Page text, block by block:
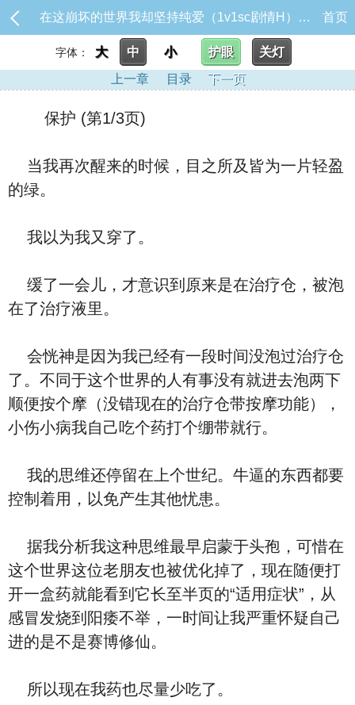
在这崩坏的世界我却坚持纯爱（1v1sc剧情H）_保护 首页
字体： 大 中 小 护眼
关灯
上一章
目录 下一页
保护 (第1/3页)
当我再次醒来的时候，目之所及皆为一片轻盈
的绿。
我以为我又穿了。
缓了一会儿，才意识到原来是在治疗仓，被泡
在了治疗液里。
会恍神是因为我已经有一段时间没泡过治疗仓
了。不同于这个世界的人有事没有就进去泡两下
顺便按个摩（没错现在的治疗仓带按摩功能），
小伤小病我自己吃个药打个绷带就行。
我的思维还停留在上个世纪。牛逼的东西都要
控制着用，以免产生其他忧患。
据我分析我这种思维最早启蒙于头孢，可惜在
这个世界这位老朋友也被优化掉了，现在随便打
开一盒药就能看到它长至半页的“适用症状”，从
感冒发烧到阳痿不举，一时间让我严重怀疑自己
进的是不是赛博修仙。
所以现在我药也尽量少吃了。